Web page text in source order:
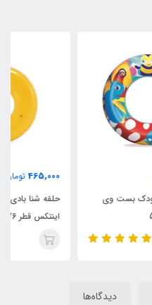
حلقه شنا بادی شفاف نارنجی
دیدگاه‌ها